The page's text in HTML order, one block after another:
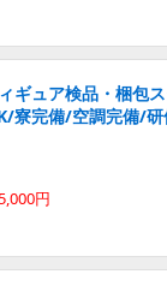
ギュア検品・梱包
寮完備/空調完備/研
円